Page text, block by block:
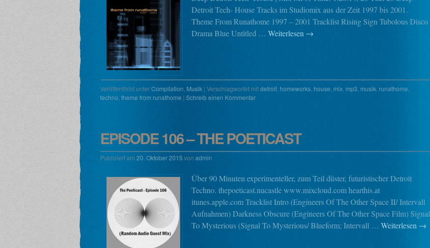
Detroit Tech- House Tracks im Studiomix aus der Zeit 1997 bis 2001.
Theme From Runathome 1997 – 2001 Tracklist Rising Sign Tubolous Disco
Drama Blue Untitled … Weiterlesen →
Veröffentlicht unterCompilation Musik | Verschlagwortet mitdetroit homeworks house mix mp3 musik runathome
techno theme from runathome | Schreib einen Kommentar
EPISODE 106 – THE POETICAST
Publiziert am 20. Oktober 2015 von admin
Über 90 Minuten experimenteller, zum Teil düster, futuristischer Detroit
Techno. thepoeticast.nucastle www.mixcloud.com hearthis.at
itunes.apple.com Tracklist Intro (Engineers Of The Other Space II/ Intervall
Aufnahmen) Darkness Obscure (Engineers Of The Other Space Film) Signal
To Mysterious (Signal To Mysterious/ Blueform; Intervall … Weiterlesen →